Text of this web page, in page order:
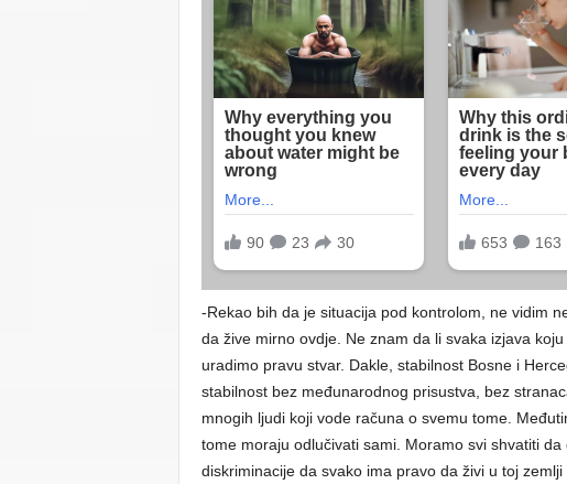
-Rekao bih da je situacija pod kontrolom, ne vidim
da žive mirno ovdje. Ne znam da li svaka izjava
uradimo pravu stvar. Dakle, stabilnost Bosne i
stabilnost bez međunarodnog prisustva, bez
mnogih ljudi koji vode računa o svemu tome.
tome moraju odlučivati sami. Moramo svi shvatiti
diskriminacije da svako ima pravo da živi u toj